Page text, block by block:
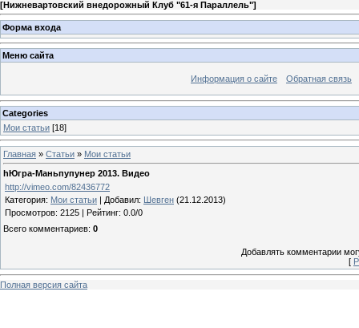
[Нижневартовский внедорожный Клуб "61-я Параллель"]
Форма входа
Меню сайта
Информация о сайте Обратная связь
Categories
Мои статьи [18]
Главная » Статьи » Мои статьи
hЮгра-Маньпупунер 2013. Видео
http://vimeo.com/82436772
Категория: Мои статьи Добавил: Шевген (21.12.2013)
Просмотров: 2125 Рейтинг: 0.0/0
Всего комментариев: 0
Добавлять комментарии
[
Полная версия сайта